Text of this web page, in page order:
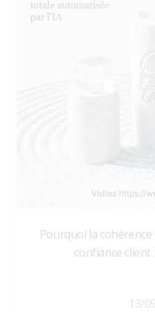
Pourquoi la cohérence
confiance client
13/